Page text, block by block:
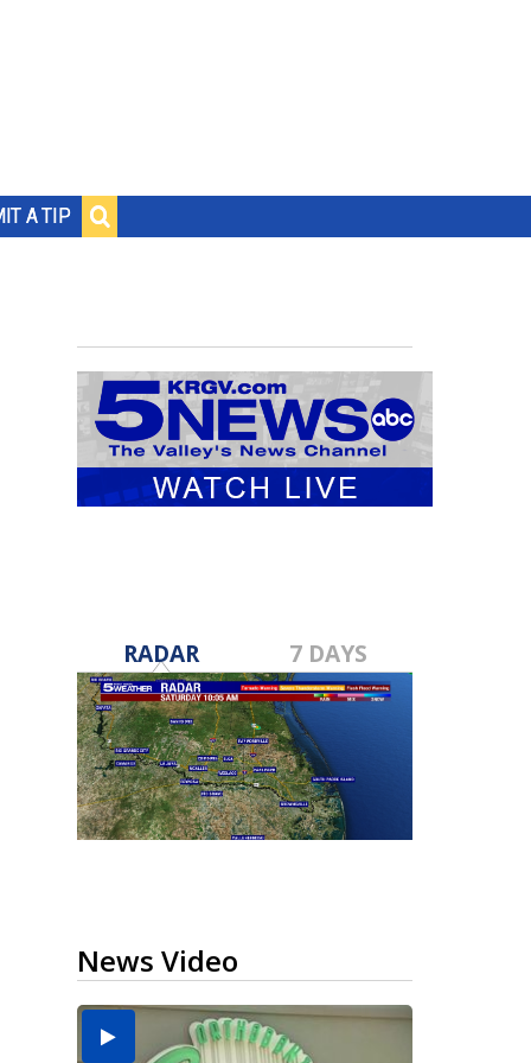
A TIP
RADAR 7 DAYS
News Video